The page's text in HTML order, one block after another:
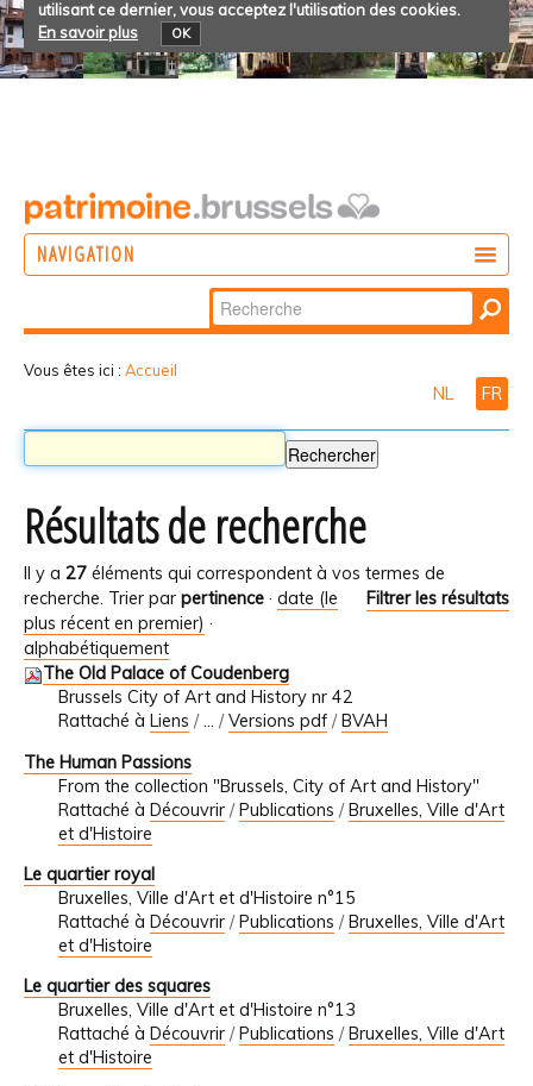
utilisant ce dernier, vous acceptez l'utilisation des cookies.
En savoir plus
OK
NAVIGATION
Chercher par
Recherche
Vous êtes ici : Accueil
NL FR
Résultats de recherche
Il y a 27 éléments qui correspondent à vos termes de
recherche.
Filtrer les résultats
Trier par pertinence · date (le
plus récent en premier) ·
alphabétiquement
The Old Palace of Coudenberg
Brussels City of Art and History nr 42
Rattaché à Liens /… /Versions pdf /BVAH
The Human Passions
From the collection "Brussels, City of Art and History"
Rattaché à Découvrir /Publications /Bruxelles, Ville d'Art
et d'Histoire
Le quartier royal
Bruxelles, Ville d'Art et d'Histoire n°15
Rattaché à Découvrir /Publications /Bruxelles, Ville d'Art
et d'Histoire
Le quartier des squares
Bruxelles, Ville d'Art et d'Histoire n°13
Rattaché à Découvrir / Publications / Bruxelles, Ville d'Art
et d'Histoire